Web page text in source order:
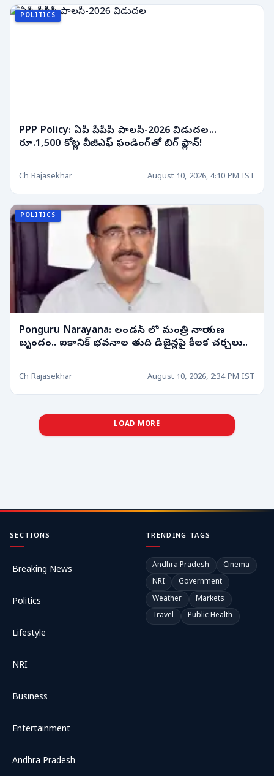
POLITICS
PPP Policy: ఏపీ పీపీపీ పాలసీ-2026 విడుదల...
రూ.1,500 కోట్ల వీజీఎఫ్ ఫండింగ్‌తో బిగ్ ప్లాన్!
Ch Rajasekhar August 10, 2026, 4:10 PM IST
POLITICS
Ponguru Narayana: లండన్ లో మంత్రి నారాయణ
బృందం.. ఐకానిక్ భవనాల తుది డిజైన్లపై కీలక చర్చలు..
Ch Rajasekhar August 10, 2026, 2:34 PM IST
LOAD MORE
SECTIONS
Breaking News
Politics
Lifestyle
NRI
Business
Entertainment
Andhra Pradesh
TRENDING TAGS
Andhra Pradesh
Cinema
NRI
Government
Weather
Markets
Travel
Public Health